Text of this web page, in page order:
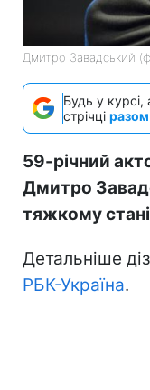
Дмитро Завадський
Будь у курсі,
стрічці разом
59-річний
Дмитро
тяжкому
Детальніше
РБК-Україна.